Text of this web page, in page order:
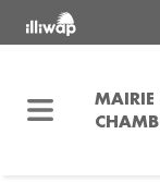
MAIRIE